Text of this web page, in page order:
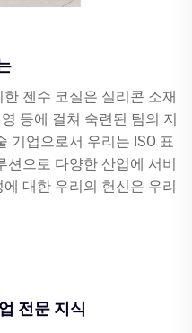
젠수 코실은 실리콘 소재
등에 걸쳐 숙련된 팀의 지
기업으로서 우리는 ISO 표
으로 다양한 산업에 서비
대한 우리의 헌신은 우리
전문 지식